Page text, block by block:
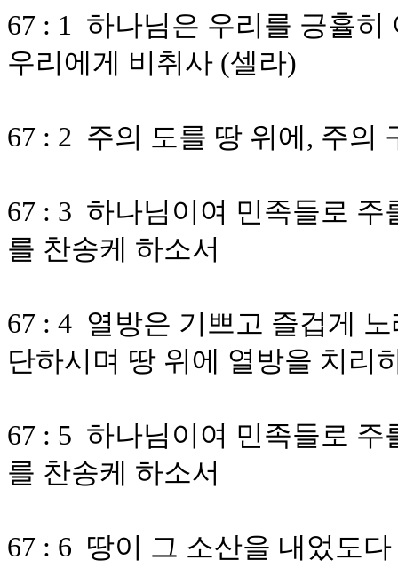
67 : 1 하나님은 우리를 긍휼
우리에게 비취사 (셀라)
67 : 2 주의 도를 땅 위에, 주의
67 : 3 하나님이여 민족들로
를 찬송케 하소서
67 : 4 열방은 기쁘고 즐겁게
단하시며 땅 위에 열방을 치리
67 : 5 하나님이여 민족들로
를 찬송케 하소서
67 : 6 땅이 그 소산을 내었도